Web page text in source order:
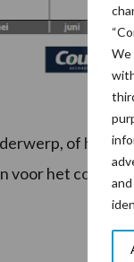
We
of heeft
voor het